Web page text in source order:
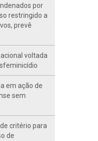
por
restringido a
prevê
voltada
em ação de
sem
critério para
de